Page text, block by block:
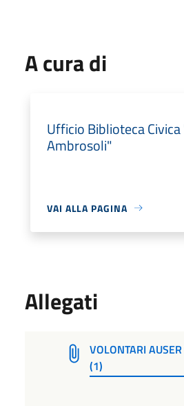
A cura di
Ufficio Biblioteca
Ambrosoli"
VAI ALLA PAGINA
Allegati
VOLONTARI
(1)